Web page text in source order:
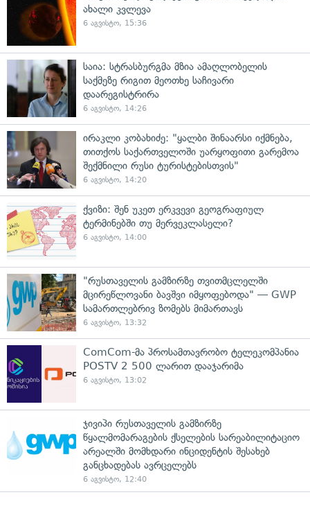
ახალი კვლევა
6 აგვისტო, 15:36
საია: სტრასბურგმა მზია ამაღლობელის
საქმეზე რიგით მეოთხე საჩივარი
დაარეგისტრირა
6 აგვისტო, 14:26
ირაკლი კობახიძე: "ყალბი შინაარსი იქმნება,
თითქოს საქართველოში უარყოფითი გარემოა
შექმნილი რუსი ტურისტებისთვის"
6 აგვისტო, 14:20
ქვიზი: შენ უკეთ ერკვევი გეოგრაფიულ
ტერმინებში თუ მერვეკლასელი?
6 აგვისტო, 14:00
"რუსთაველის გამზირზე თვითმცლელში
მცირეწლოვანი ბავშვი იმყოფებოდა" — GWP
სამართლებრივ ზომებს მიმართავს
6 აგვისტო, 13:32
ComCom-მა პროსამთავრობო ტელეკომპანია
POSTV 2 500 ლარით დააჯარიმა
6 აგვისტო, 13:02
ჯივიპი რუსთაველის გამზირზე
წყალმომარაგების ქსელების სარეაბილიტაციო
არეალში მომხდარი ინციდენტის შესახებ
განცხადებას ავრცელებს
6 აგვისტო, 12:40